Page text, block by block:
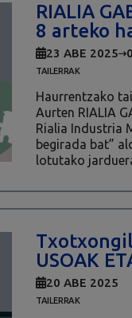
RIALIA
8 arteko
23 ABE 2025
TAILERRAK
Haurrentzako
Aurten RIALIA
Rialia Industria
begirada bat”
lotutako
USOAK
20 ABE 2025
TAILERRAK